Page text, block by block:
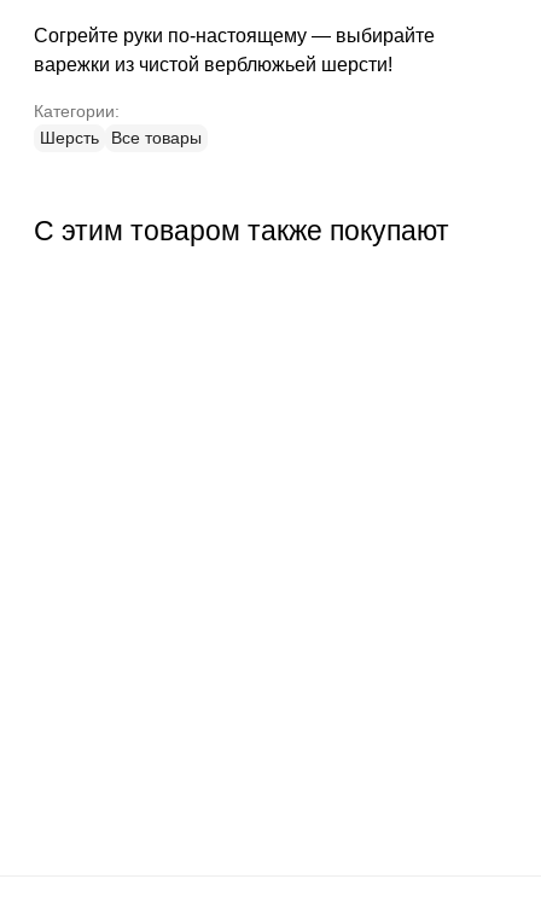
Согрейте руки по-настоящему — выбирайте
варежки из чистой верблюжьей шерсти!
Категории:
Шерсть
Все товары
С этим товаром также покупают